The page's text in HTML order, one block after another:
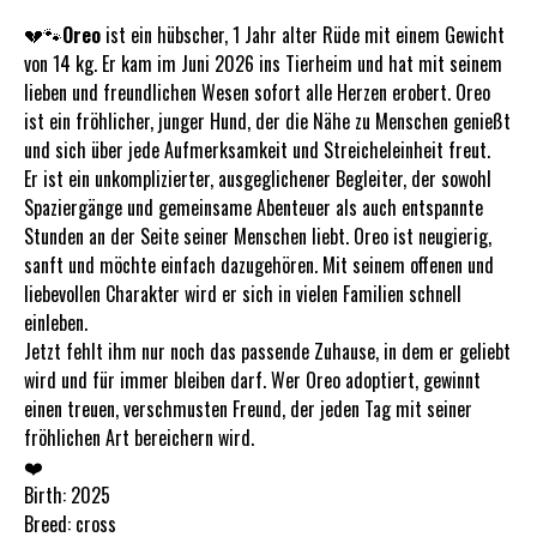
💔🐾Oreo ist ein hübscher, 1 Jahr alter Rüde mit einem Gewicht
von 14 kg. Er kam im Juni 2026 ins Tierheim und hat mit seinem
lieben und freundlichen Wesen sofort alle Herzen erobert. Oreo
ist ein fröhlicher, junger Hund, der die Nähe zu Menschen genießt
und sich über jede Aufmerksamkeit und Streicheleinheit freut.
Er ist ein unkomplizierter, ausgeglichener Begleiter, der sowohl
Spaziergänge und gemeinsame Abenteuer als auch entspannte
Stunden an der Seite seiner Menschen liebt. Oreo ist neugierig,
sanft und möchte einfach dazugehören. Mit seinem offenen und
liebevollen Charakter wird er sich in vielen Familien schnell
einleben.
Jetzt fehlt ihm nur noch das passende Zuhause, in dem er geliebt
wird und für immer bleiben darf. Wer Oreo adoptiert, gewinnt
einen treuen, verschmusten Freund, der jeden Tag mit seiner
fröhlichen Art bereichern wird.
❤️
Birth: 2025
Breed: cross